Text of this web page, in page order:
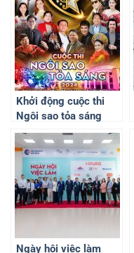
Khởi động cuộc thi
Ngôi sao tỏa sáng
2024
Ngày hội việc làm